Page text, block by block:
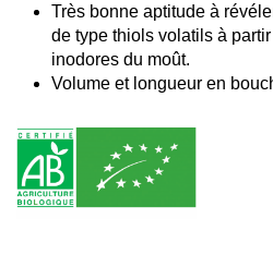
Très bonne aptitude à
de type thiols volatils à
inodores du moût.
Volume et longueur en